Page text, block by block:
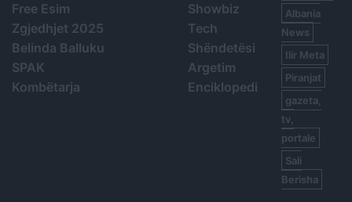
Free Esim
Zgjedhjet 2025
Belinda Balluku
SPAK
Kombëtarja
Showbiz
Tech
Shëndetësi
Argetim
Enciklopedi
Albania
News
Ilir Meta
Piranjat
gazeta,
tv,
portale
Sali
Berisha